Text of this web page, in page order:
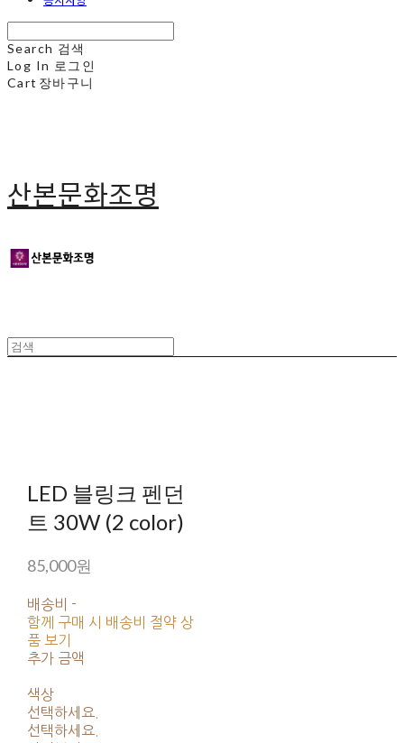
Search 검색
Log In 로그인
Cart 장바구니
산본문화조명
LED 블링크 펜던
트 30W (2 color)
85,000원
배송비 -
함께 구매 시 배송비 절약 상
품 보기
추가 금액
색상
선택하세요.
선택하세요.